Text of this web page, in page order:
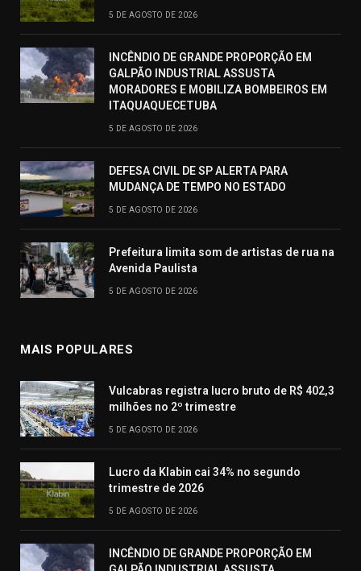
5 DE AGOSTO DE 2026
INCÊNDIO DE GRANDE PROPORÇÃO EM
GALPÃO INDUSTRIAL ASSUSTA
MORADORES E MOBILIZA BOMBEIROS EM
ITAQUAQUECETUBA
5 DE AGOSTO DE 2026
DEFESA CIVIL DE SP ALERTA PARA
MUDANÇA DE TEMPO NO ESTADO
5 DE AGOSTO DE 2026
Prefeitura limita som de artistas de rua na
Avenida Paulista
5 DE AGOSTO DE 2026
MAIS POPULARES
Vulcabras registra lucro bruto de R$ 402,3
milhões no 2º trimestre
5 DE AGOSTO DE 2026
Lucro da Klabin cai 34% no segundo
trimestre de 2026
5 DE AGOSTO DE 2026
INCÊNDIO DE GRANDE PROPORÇÃO EM